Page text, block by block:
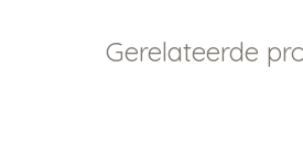
Gerelateerde